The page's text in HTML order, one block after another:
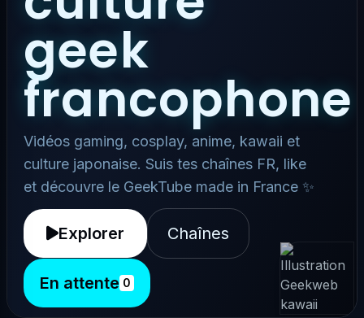
geek
francophone
Vidéos gaming, cosplay, anime, kawaii et
culture japonaise. Suis tes chaînes FR, like
et découvre le GeekTube made in France ✨
Explorer Chaînes
En attente 0